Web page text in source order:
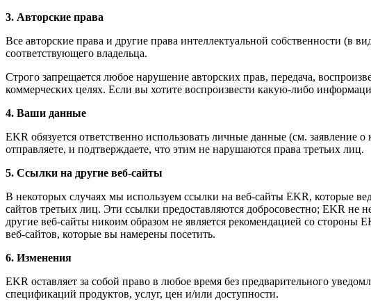
3. Авторские права
Все авторские права и другие права интеллектуальной собственности (в
соответствующего владельца.
Строго запрещается любое нарушение авторских прав, передача,
коммерческих целях. Если вы хотите воспроизвести какую-либо
4. Ваши данные
EKR обязуется ответственно использовать личные данные (см.
отправляете, и подтверждаете, что этим не нарушаются права третьих лиц.
5. Ссылки на другие веб-сайты
В некоторых случаях мы используем ссылки на веб-сайты EKR, которые
сайтов третьих лиц. Эти ссылки предоставляются добросовестно; EKR не
другие веб-сайты никоим образом не является рекомендацией со
веб-сайтов, которые вы намерены посетить.
6. Изменения
EKR оставляет за собой право в любое время без предварительного
спецификаций продуктов, услуг, цен и/или доступности.